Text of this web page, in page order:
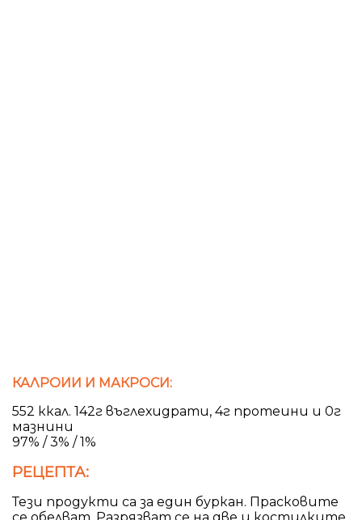
КАЛРОИИ И МАКРОСИ:
552 ккал. 142г въглехидрати, 4г протеини и 0г
мазнини
97% / 3% / 1%
РЕЦЕПТА:
Тези продукти са за един буркан. Прасковите